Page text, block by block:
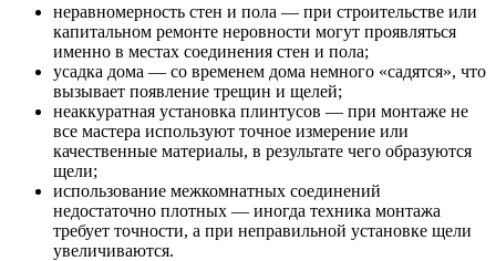
неравномерность стен и пола — при строительстве или
капитальном ремонте неровности могут проявляться
именно в местах соединения стен и пола;
усадка дома — со временем дома немного «садятся», что
вызывает появление трещин и щелей;
неаккуратная установка плинтусов — при монтаже не
все мастера используют точное измерение или
качественные материалы, в результате чего образуются
щели;
использование межкомнатных соединений
недостаточно плотных — иногда техника монтажа
требует точности, а при неправильной установке щели
увеличиваются.